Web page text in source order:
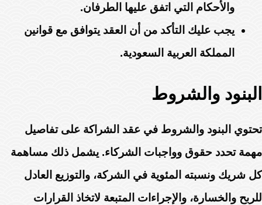
والأحكام التي اتفق عليها الطرفان.
يجب عليك التأكد من أن العقد يتوافق مع قوانين
المملكة العربية السعودية.
البنود والشروط
تحتوي البنود والشروط في عقد الشراكة على تفاصيل
مهمة تحدد حقوق وواجبات الشركاء. يشمل ذلك مساهمة
كل شريك ونسبته المئوية في الشركة، والتوزيع العادل
للربح والخسارة، والإجراءات المتبعة لاتخاذ القرارات